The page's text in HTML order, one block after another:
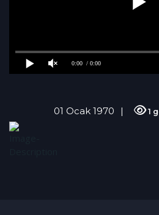
0:00 / 0:00
01 Ocak 1970 1